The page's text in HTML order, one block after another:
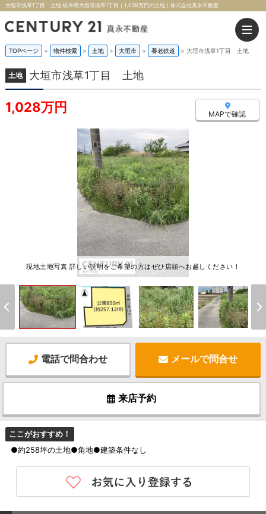
大垣市浅草1丁目 土地 岐阜県大垣市浅草1丁目｜1,028万円の土地｜株式会社真永不動産
TOPページ > 物件検索 > 土地 > 大垣市 > 養老鉄道 > 大垣市浅草1丁目 土地
土地 大垣市浅草1丁目 土地
1,028万円 MAPで確認
現地土地写真 詳しい説明をご希望の方はぜひ店頭へお越しください！
電話で問合わせ メールで問合せ
来店予約
ここがおすすめ！
●約258坪の土地●角地●建築条件なし